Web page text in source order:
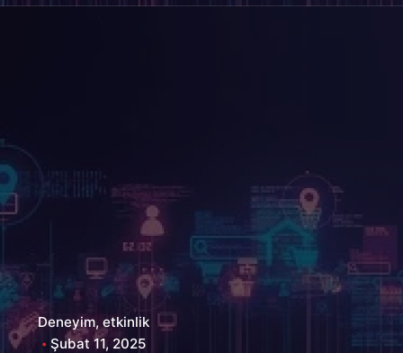
Deneyim etkinlik
Şubat 11, 2025